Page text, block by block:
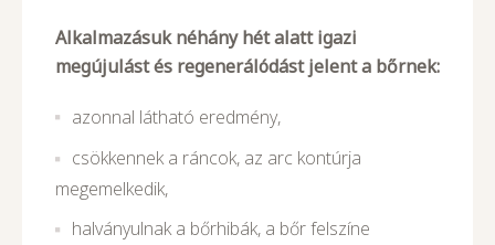
Alkalmazásuk néhány hét alatt igazi
megújulást és regenerálódást jelent a bőrnek:
azonnal látható eredmény,
csökkennek a ráncok, az arc kontúrja
megemelkedik,
halványulnak a bőrhibák, a bőr felszíne